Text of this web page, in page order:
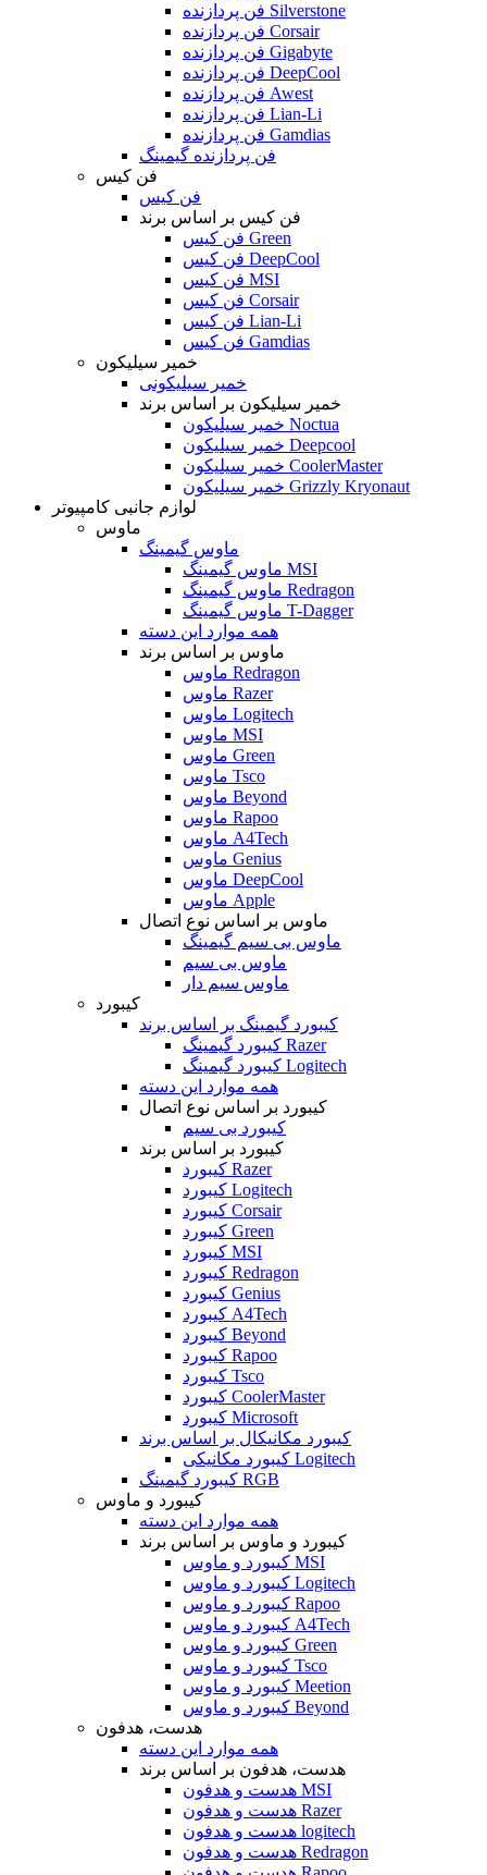
فن پردازنده Silverstone
فن پردازنده Corsair
فن پردازنده Gigabyte
فن پردازنده DeepCool
فن پردازنده Awest
فن پردازنده Lian-Li
فن پردازنده Gamdias
فن پردازنده گیمینگ
فن کیس
فن کیس
فن کیس بر اساس برند
فن کیس Green
فن کیس DeepCool
فن کیس MSI
فن کیس Corsair
فن کیس Lian-Li
فن کیس Gamdias
خمیر سیلیکون
خمیر سیلیکونی
خمیر سیلیکون بر اساس برند
خمیر سیلیکون Noctua
خمیر سیلیکون Deepcool
خمیر سیلیکون CoolerMaster
خمیر سیلیکون Grizzly Kryonaut
لوازم جانبی کامپیوتر
ماوس
ماوس گیمینگ
ماوس گیمینگ MSI
ماوس گیمینگ Redragon
ماوس گیمینگ T-Dagger
همه موارد این دسته
ماوس بر اساس برند
ماوس Redragon
ماوس Razer
ماوس Logitech
ماوس MSI
ماوس Green
ماوس Tsco
ماوس Beyond
ماوس Rapoo
ماوس A4Tech
ماوس Genius
ماوس DeepCool
ماوس Apple
ماوس بر اساس نوع اتصال
ماوس بی سیم گیمینگ
ماوس بی سیم
ماوس سیم دار
کیبورد
کیبورد گیمینگ بر اساس برند
کیبورد گیمینگ Razer
کیبورد گیمینگ Logitech
همه موارد این دسته
کیبورد بر اساس نوع اتصال
کیبورد بی سیم
کیبورد بر اساس برند
کیبورد Razer
کیبورد Logitech
کیبورد Corsair
کیبورد Green
کیبورد MSI
کیبورد Redragon
کیبورد Genius
کیبورد A4Tech
کیبورد Beyond
کیبورد Rapoo
کیبورد Tsco
کیبورد CoolerMaster
کیبورد Microsoft
کیبورد مکانیکال بر اساس برند
کیبورد مکانیکی Logitech
کیبورد گیمینگ RGB
کیبورد و ماوس
همه موارد این دسته
کیبورد و ماوس بر اساس برند
کیبورد و ماوس MSI
کیبورد و ماوس Logitech
کیبورد و ماوس Rapoo
کیبورد و ماوس A4Tech
کیبورد و ماوس Green
کیبورد و ماوس Tsco
کیبورد و ماوس Meetion
کیبورد و ماوس Beyond
هدست، هدفون
همه موارد این دسته
هدست، هدفون بر اساس برند
هدست و هدفون MSI
هدست و هدفون Razer
هدست و هدفون logitech
هدست و هدفون Redragon